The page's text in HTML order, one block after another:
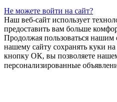
Не можете войти на сайт?
Наш веб-сайт использует
предоставить вам больше
Продолжая пользоваться нашим
нашему сайту сохранять куки
кнопку ОК, вы позволяете
персонализированные